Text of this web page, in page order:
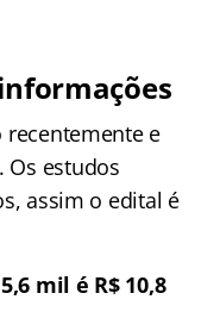
recentemente e
Os estudos
assim o edital é
mil é R$ 10,8